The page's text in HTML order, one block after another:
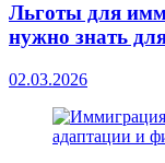
Льготы для
нужно знать
02.03.2026